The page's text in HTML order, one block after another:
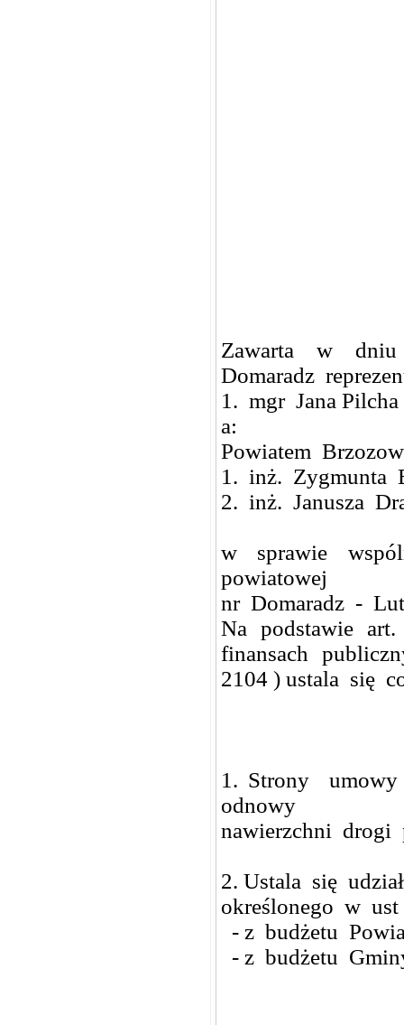
Zawarta w
Domaradz
1. mgr Jana
a:
Powiatem
1. inż. Zygmunta
2. inż. Janusza
w sprawie
powiatowej
nr Domaradz -
Na podstawie
finansach
2104 ) ustala się
1. Strony
odnowy
nawierzchni
2. Ustala się
określonego w
- z budżetu
- z budżetu